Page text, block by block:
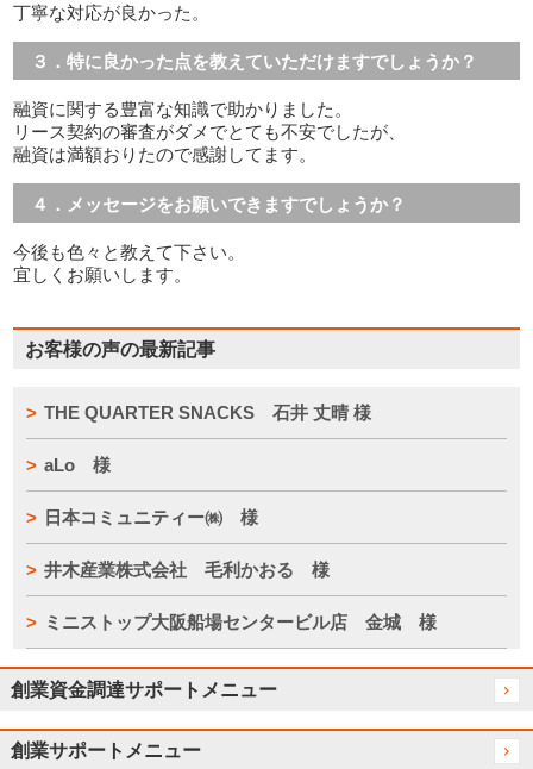
丁寧な対応が良かった。
３．特に良かった点を教えていただけますでしょうか？
融資に関する豊富な知識で助かりました。
リース契約の審査がダメでとても不安でしたが、
融資は満額おりたので感謝してます。
４．メッセージをお願いできますでしょうか？
今後も色々と教えて下さい。
宜しくお願いします。
お客様の声の最新記事
THE QUARTER SNACKS 石井 丈晴 様
aLo 様
日本コミュニティー㈱ 様
井木産業株式会社 毛利かおる 様
ミニストップ大阪船場センタービル店 金城 様
創業資金調達サポートメニュー
創業サポートメニュー